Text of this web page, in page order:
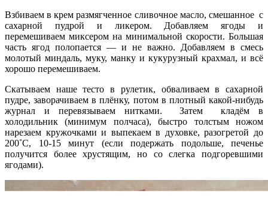
Взбиваем в крем размягченное сливочное масло, смешанное с
сахарной пудрой и ликером. Добавляем ягоды и
перемешиваем миксером на минимальной скорости. Большая
часть ягод полопается — и не важно. Добавляем в смесь
молотый миндаль, муку, манку и кукурузный крахмал, и всё
хорошо перемешиваем.
Скатываем наше тесто в рулетик, обваливаем в сахарной
пудре, заворачиваем в плёнку, потом в плотный какой-нибудь
журнал и перевязываем нитками. Затем кладём в
холодильник (минимум полчаса), быстро толстым ножом
нарезаем кружочками и выпекаем в духовке, разогретой до
200˚C, 10-15 минут (если подержать подольше, печенье
получится более хрустящим, но со слегка подгоревшими
ягодами).